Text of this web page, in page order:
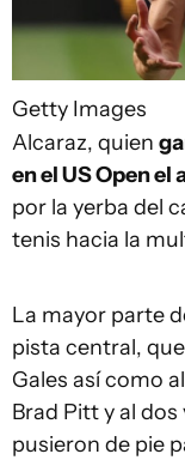
Getty Images
Alcaraz, quien
en el US Open el
por la yerba del
tenis hacia la
La mayor parte
pista central,
Gales así como
Brad Pitt y al
pusieron de pie